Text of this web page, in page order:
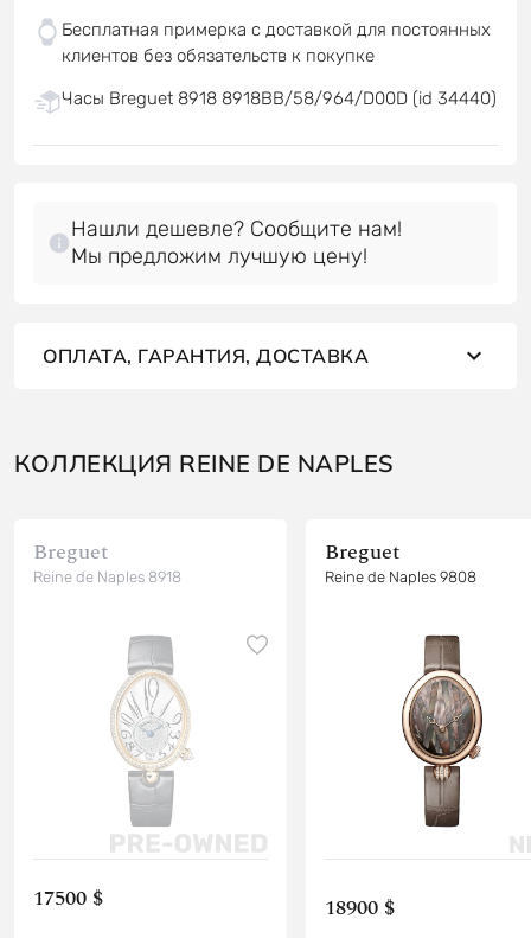
Бесплатная примерка с доставкой для постоянных
клиентов без обязательств к покупке
Часы Breguet 8918 8918BB/58/964/D00D (id 34440)
Нашли дешевле? Сообщите нам!
Мы предложим лучшую цену!
ОПЛАТА, ГАРАНТИЯ, ДОСТАВКА
КОЛЛЕКЦИЯ REINE DE NAPLES
Breguet
Reine de Naples 8918
17500 $
Breguet
Reine de Naples 9808
18900 $